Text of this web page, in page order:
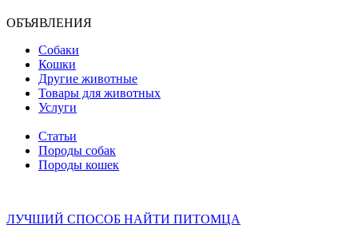
ОБЪЯВЛЕНИЯ
Собаки
Кошки
Другие животные
Товары для животных
Услуги
Статьи
Породы собак
Породы кошек
ЛУЧШИЙ СПОСОБ НАЙТИ ПИТОМЦА